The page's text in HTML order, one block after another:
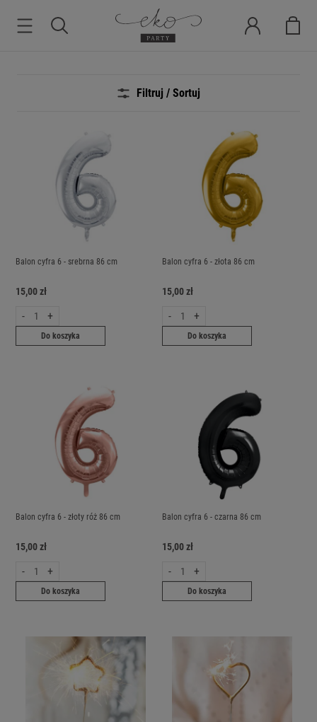
Filtruj / Sortuj
Balon cyfra 6 - srebrna 86 cm
15,00 zł
- +
Do koszyka
Balon cyfra 6 - złota 86 cm
15,00 zł
- +
Do koszyka
Balon cyfra 6 - złoty róż 86 cm
15,00 zł
- +
Do koszyka
Balon cyfra 6 - czarna 86 cm
15,00 zł
- +
Do koszyka